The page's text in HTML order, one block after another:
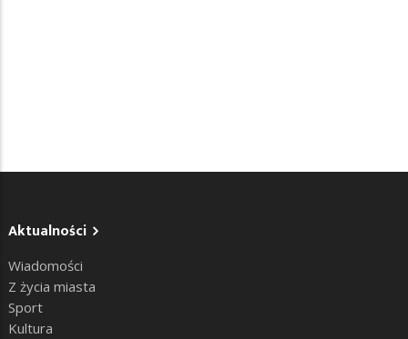
Aktualności
Wiadomości
Z życia miasta
Sport
Kultura